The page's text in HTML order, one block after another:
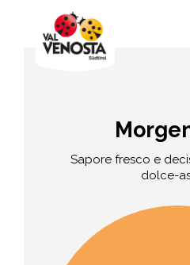
Sapore fresco e
dolce-